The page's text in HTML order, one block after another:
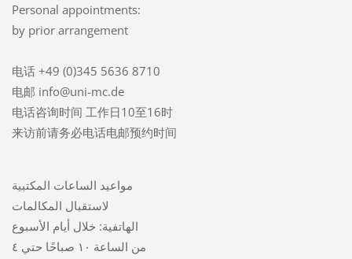
Personal appointments:
by prior arrangement
电话 +49 (0)345 5636 8710
电邮 info@uni-mc.de
电话咨询时间 工作日10至16时
来访前请务必电话电邮预约时间
مواعيد الساعات المكتبية
لاستقبال المكالمات
الهاتفية: خلال أيام الأسبوع
من الساعة ١٠ صباحًا حتي ٤